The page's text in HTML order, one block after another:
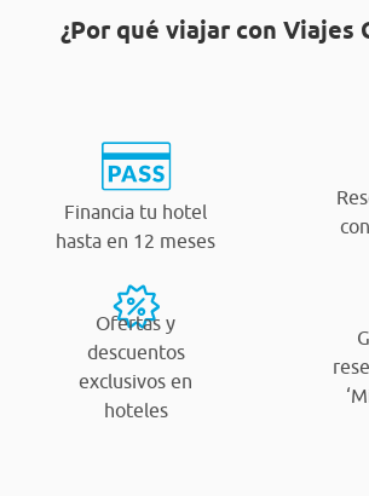
¿Por qué viajar con Viajes
Financia tu hotel
hasta en 12 meses
Ofertas y
descuentos
exclusivos en
hoteles